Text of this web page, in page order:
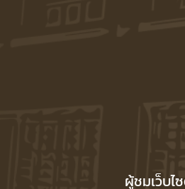
ผู้ชมเว็บไ